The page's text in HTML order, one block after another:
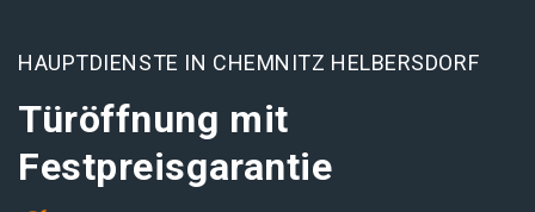
HAUPTDIENSTE IN CHEMNITZ HELBERSDORF
Türöffnung mit
Festpreisgarantie